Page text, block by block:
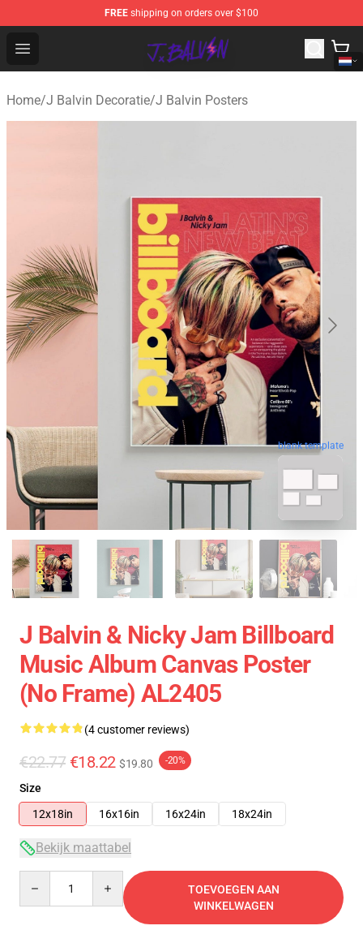
FREE shipping on orders over $100
Open menu
J Balvin Store - Official J Balvin Merchandise Shop
Home/J Balvin Decoratie/J Balvin Posters
blank template
J Balvin & Nicky Jam Billboard
Music Album Canvas Poster
(No Frame) AL2405
(4 customer reviews)
€22.77 €18.22 $19.80 -20%
Size
12x18in
16x16in 16x24in 18x24in
Bekijk maattabel
TOEVOEGEN AAN
WINKELWAGEN